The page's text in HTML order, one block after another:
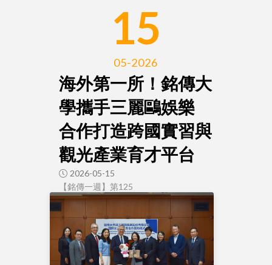
15
05-2026
海外第一所！銘傳大
學攜手三麗鷗娛樂
合作打造跨國實習與
觀光產業育才平台
2026-05-15
【銘傳一週】第125